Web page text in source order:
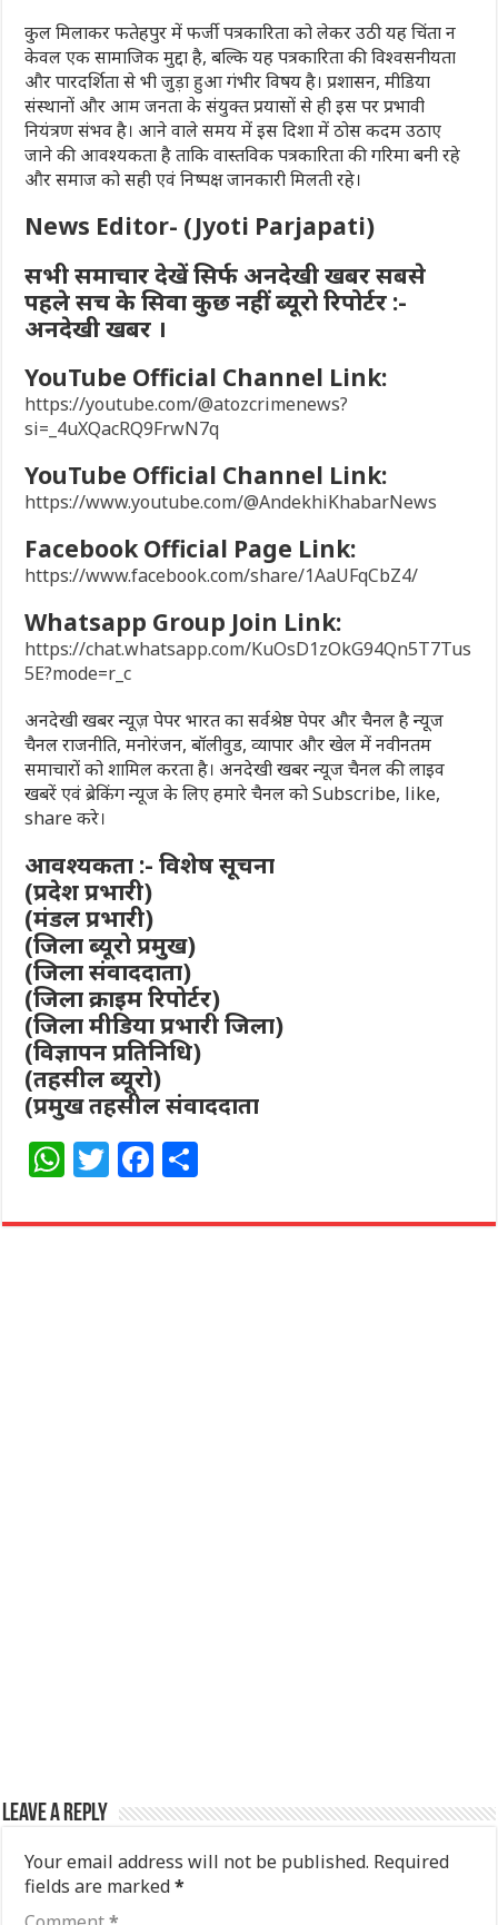
कुल मिलाकर फतेहपुर में फर्जी पत्रकारिता को लेकर उठी यह चिंता न
केवल एक सामाजिक मुद्दा है, बल्कि यह पत्रकारिता की विश्वसनीयता
और पारदर्शिता से भी जुड़ा हुआ गंभीर विषय है। प्रशासन, मीडिया
संस्थानों और आम जनता के संयुक्त प्रयासों से ही इस पर प्रभावी
नियंत्रण संभव है। आने वाले समय में इस दिशा में ठोस कदम उठाए
जाने की आवश्यकता है ताकि वास्तविक पत्रकारिता की गरिमा बनी रहे
और समाज को सही एवं निष्पक्ष जानकारी मिलती रहे।
News Editor- (Jyoti Parjapati)
सभी समाचार देखें सिर्फ अनदेखी खबर सबसे
पहले सच के सिवा कुछ नहीं ब्यूरो रिपोर्टर :-
अनदेखी खबर ।
YouTube Official Channel Link:
https://youtube.com/@atozcrimenews?
si=_4uXQacRQ9FrwN7q
YouTube Official Channel Link:
https://www.youtube.com/@AndekhiKhabarNews
Facebook Official Page Link:
https://www.facebook.com/share/1AaUFqCbZ4/
Whatsapp Group Join Link:
https://chat.whatsapp.com/KuOsD1zOkG94Qn5T7Tus
5E?mode=r_c
अनदेखी खबर न्यूज़ पेपर भारत का सर्वश्रेष्ठ पेपर और चैनल है न्यूज
चैनल राजनीति, मनोरंजन, बॉलीवुड, व्यापार और खेल में नवीनतम
समाचारों को शामिल करता है। अनदेखी खबर न्यूज चैनल की लाइव
खबरें एवं ब्रेकिंग न्यूज के लिए हमारे चैनल को Subscribe, like,
share करे।
आवश्यकता :- विशेष सूचना
(प्रदेश प्रभारी)
(मंडल प्रभारी)
(जिला ब्यूरो प्रमुख)
(जिला संवाददाता)
(जिला क्राइम रिपोर्टर)
(जिला मीडिया प्रभारी जिला)
(विज्ञापन प्रतिनिधि)
(तहसील ब्यूरो)
(प्रमुख तहसील संवाददाता
W
at
T
itt
F
c ar
Leave a Reply
Your email address will not be published. Required
fields are marked*